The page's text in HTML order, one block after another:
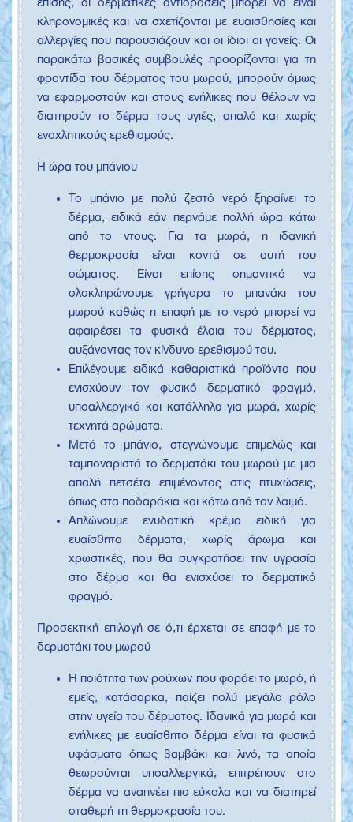
επίσης, οι δερματικές αντιδράσεις μπορεί να είναι
κληρονομικές και να σχετίζονται με ευαισθησίες και
αλλεργίες που παρουσιάζουν και οι ίδιοι οι γονείς. Οι
παρακάτω βασικές συμβουλές προορίζονται για τη
φροντίδα του δέρματος του μωρού, μπορούν όμως
να εφαρμοστούν και στους ενήλικες που θέλουν να
διατηρούν το δέρμα τους υγιές, απαλό και χωρίς
ενοχλητικούς ερεθισμούς.
Η ώρα του μπάνιου
Το μπάνιο με πολύ ζεστό νερό ξηραίνει το
δέρμα, ειδικά εάν περνάμε πολλή ώρα κάτω
από το ντους. Για τα μωρά, η ιδανική
θερμοκρασία είναι κοντά σε αυτή του
σώματος. Είναι επίσης σημαντικό να
ολοκληρώνουμε γρήγορα το μπανάκι του
μωρού καθώς η επαφή με το νερό μπορεί να
αφαιρέσει τα φυσικά έλαια του δέρματος,
αυξάνοντας τον κίνδυνο ερεθισμού του.
Επιλέγουμε ειδικά καθαριστικά προϊόντα που
ενισχύουν τον φυσικό δερματικό φραγμό,
υποαλλεργικά και κατάλληλα για μωρά, χωρίς
τεχνητά αρώματα.
Μετά το μπάνιο, στεγνώνουμε επιμελώς και
ταμποναριστά το δερματάκι του μωρού με μια
απαλή πετσέτα επιμένοντας στις πτυχώσεις,
όπως στα ποδαράκια και κάτω από τον λαιμό.
Απλώνουμε ενυδατική κρέμα ειδική για
ευαίσθητα δέρματα, χωρίς άρωμα και
χρωστικές, που θα συγκρατήσει την υγρασία
στο δέρμα και θα ενισχύσει το δερματικό
φραγμό.
Προσεκτική επιλογή σε ό,τι έρχεται σε επαφή με το
δερματάκι του μωρού
Η ποιότητα των ρούχων που φοράει το μωρό, ή
εμείς, κατάσαρκα, παίζει πολύ μεγάλο ρόλο
στην υγεία του δέρματος. Ιδανικά για μωρά και
ενήλικες με ευαίσθητο δέρμα είναι τα φυσικά
υφάσματα όπως βαμβάκι και λινό, τα οποία
θεωρούνται υποαλλεργικά, επιτρέπουν στο
δέρμα να αναπνέει πιο εύκολα και να διατηρεί
σταθερή τη θερμοκρασία του.